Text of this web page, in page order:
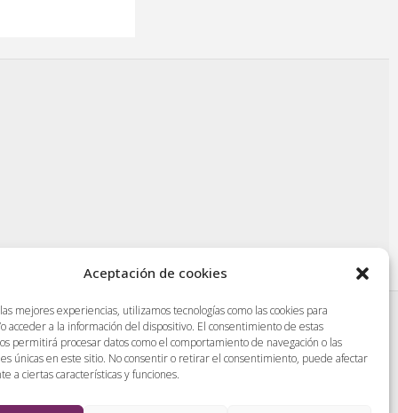
Aceptación de cookies
mejores experiencias, utilizamos tecnologías como las cookies para
acceder a la información del dispositivo. El consentimiento de estas
permitirá procesar datos como el comportamiento de navegación o las
únicas en este sitio. No consentir o retirar el consentimiento, puede afectar
a ciertas características y funciones.
| Protección de datos | Aviso legal |